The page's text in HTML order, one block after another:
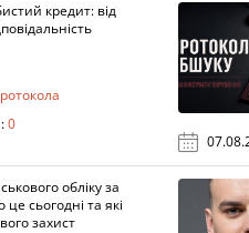
кредит: від
0
обліку за
сьогодні та які
захист